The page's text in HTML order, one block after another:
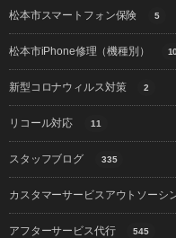
松本市スマートフォン保険 5
松本市iPhone修理（機種別）
新型コロナウィルス対策 2
リコール対応 11
スタッフブログ 335
カスタマーサービスアウトソーシ
アフターサービス代行 545